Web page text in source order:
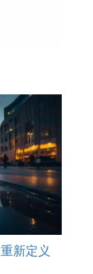
新定义